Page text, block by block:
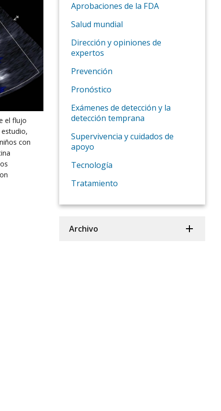
el flujo
con
Aprobaciones de la FDA
Salud mundial
Dirección y opiniones de
expertos
Prevención
Pronóstico
Exámenes de detección y la
detección temprana
Supervivencia y cuidados de
apoyo
Tecnología
Tratamiento
Archivo